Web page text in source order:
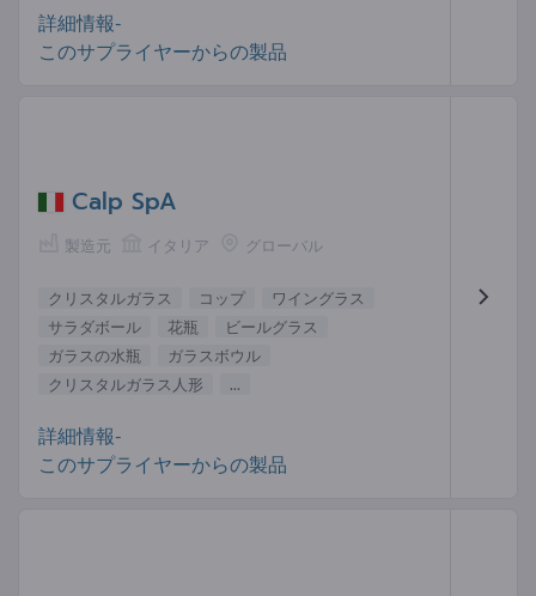
詳細情報-
このサプライヤーからの製品
Calp SpA
製造元 イタリア グローバル
クリスタルガラス コップ
ワイングラス
サラダボール
花瓶
ビールグラス
ガラスの水瓶
ガラスボウル
クリスタルガラス人形
...
詳細情報-
このサプライヤーからの製品